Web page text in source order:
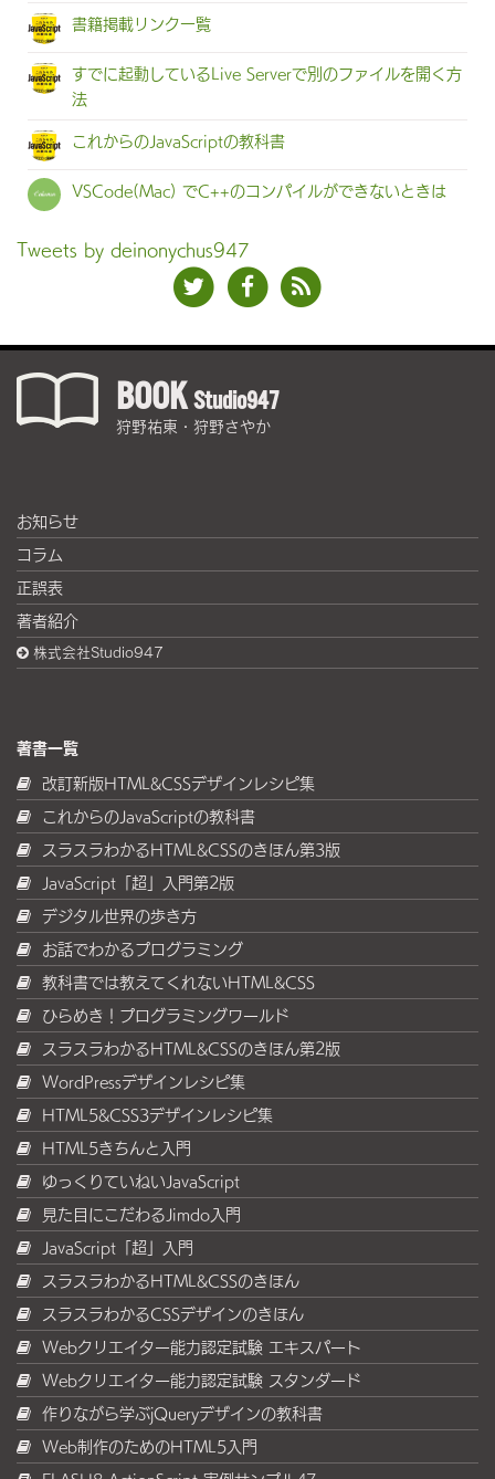
書籍掲載リンク一覧
すでに起動しているLive Serverで別のファイルを開く方
法
これからのJavaScriptの教科書
VSCode(Mac) でC++のコンパイルができないときは
Tweets by deinonychus947
BOOKStudio947
狩野祐東・狩野さやか
お知らせ
コラム
正誤表
著者紹介
株式会社Studio947
著書一覧
改訂新版HTML&CSSデザインレシピ集
これからのJavaScriptの教科書
スラスラわかるHTML&CSSのきほん第3版
JavaScript「超」入門第2版
デジタル世界の歩き方
お話でわかるプログラミング
教科書では教えてくれないHTML&CSS
ひらめき！プログラミングワールド
スラスラわかるHTML&CSSのきほん第2版
WordPressデザインレシピ集
HTML5&CSS3デザインレシピ集
HTML5きちんと入門
ゆっくりていねいJavaScript
見た目にこだわるJimdo入門
JavaScript「超」入門
スラスラわかるHTML&CSSのきほん
スラスラわかるCSSデザインのきほん
Webクリエイター能力認定試験 エキスパート
Webクリエイター能力認定試験 スタンダード
作りながら学ぶjQueryデザインの教科書
Web制作のためのHTML5入門